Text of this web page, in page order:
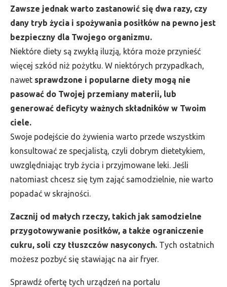
Zawsze jednak warto zastanowić się dwa razy, czy
dany tryb życia i spożywania posiłków na pewno jest
bezpieczny dla Twojego organizmu.
Niektóre diety są zwykłą iluzją, która może przynieść
więcej szkód niż pożytku. W niektórych przypadkach,
nawet sprawdzone i popularne diety mogą nie
pasować do Twojej przemiany materii, lub
generować deficyty ważnych składników w Twoim
ciele.
Swoje podejście do żywienia warto przede wszystkim
konsultować ze specjalistą, czyli dobrym dietetykiem,
uwzględniając tryb życia i przyjmowane leki. Jeśli
natomiast chcesz się tym zająć samodzielnie, nie warto
popadać w skrajności.
Zacznij od małych rzeczy, takich jak samodzielne
przygotowywanie posiłków, a także ograniczenie
cukru, soli czy tłuszczów nasyconych. Tych ostatnich
możesz pozbyć się stawiając na air fryer.
Sprawdź ofertę tych urządzeń na portalu